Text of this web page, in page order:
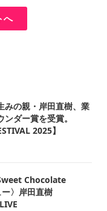
へ
みの親・岸田直樹、業
ダー賞を受賞。
2025】
Chocolate
〉岸田直樹